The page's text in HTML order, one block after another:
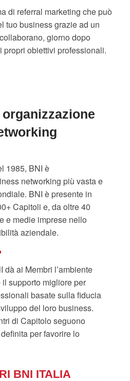
di referral marketing che può
tuo business grazie ad un
giorno dopo
propri obiettivi professionali.
1985, BNI è
networking più vasta e
BNI è presente in
Capitoli e, da oltre 40
e medie imprese nello
aziendale.
dà ai Membri l’ambiente
supporto migliore per
basate sulla fiducia
del loro business.
di Capitolo seguono
per favorire lo
BNI ITALIA